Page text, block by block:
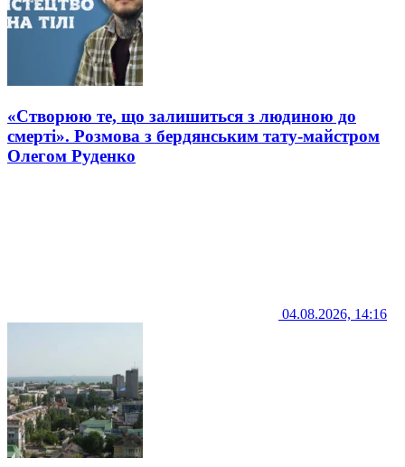
«Створюю те, що залишиться з людиною до
смерті». Розмова з бердянським тату-майстром
Олегом Руденко
04.08.2026, 14:16